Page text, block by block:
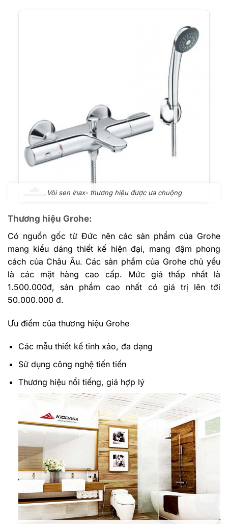
Vòi sen Inax- thương hiệu được ưa chuộng
Thương hiệu Grohe:
Có nguồn gốc từ Đức nên các sản phẩm của Grohe
mang kiểu dáng thiết kế hiện đại, mang đậm phong
cách của Châu Âu. Các sản phẩm của Grohe chủ yếu
là các mặt hàng cao cấp. Mức giá thấp nhất là
1.500.000đ, sản phẩm cao nhất có giá trị lên tới
50.000.000 đ.
Ưu điểm của thương hiệu Grohe
Các mẫu thiết kế tinh xảo, đa dạng
Sử dụng công nghệ tiến tiến
Thương hiệu nổi tiếng, giá hợp lý